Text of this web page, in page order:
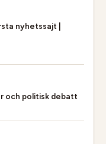
nyhetssajt |
och politisk debatt